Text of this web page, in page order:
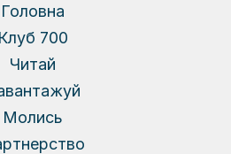
Головна
Клуб 700
Читай
Молись